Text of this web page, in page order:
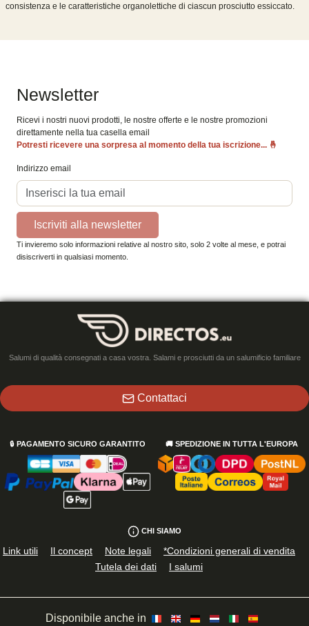
consistenza e le caratteristiche organolettiche di ciascun prosciutto essiccato.
Newsletter
Ricevi i nostri nuovi prodotti, le nostre offerte e le nostre promozioni
direttamente nella tua casella email
Potresti ricevere una sorpresa al momento della tua iscrizione... 🤞
Indirizzo email
Iscriviti alla newsletter
Ti invieremo solo informazioni relative al nostro sito, solo 2 volte al mese, e potrai
disiscriverti in qualsiasi momento.
Salumi di qualità consegnati a casa vostra. Salami e prosciutti da un salumificio familiare
Contattaci
🔒 PAGAMENTO SICURO GARANTITO 🚚 SPEDIZIONE IN TUTTA L'EUROPA
CHI SIAMO
Link utili Il concept Note legali
*Condizioni generali di vendita
Tutela dei dati
I salumi
Disponibile anche in